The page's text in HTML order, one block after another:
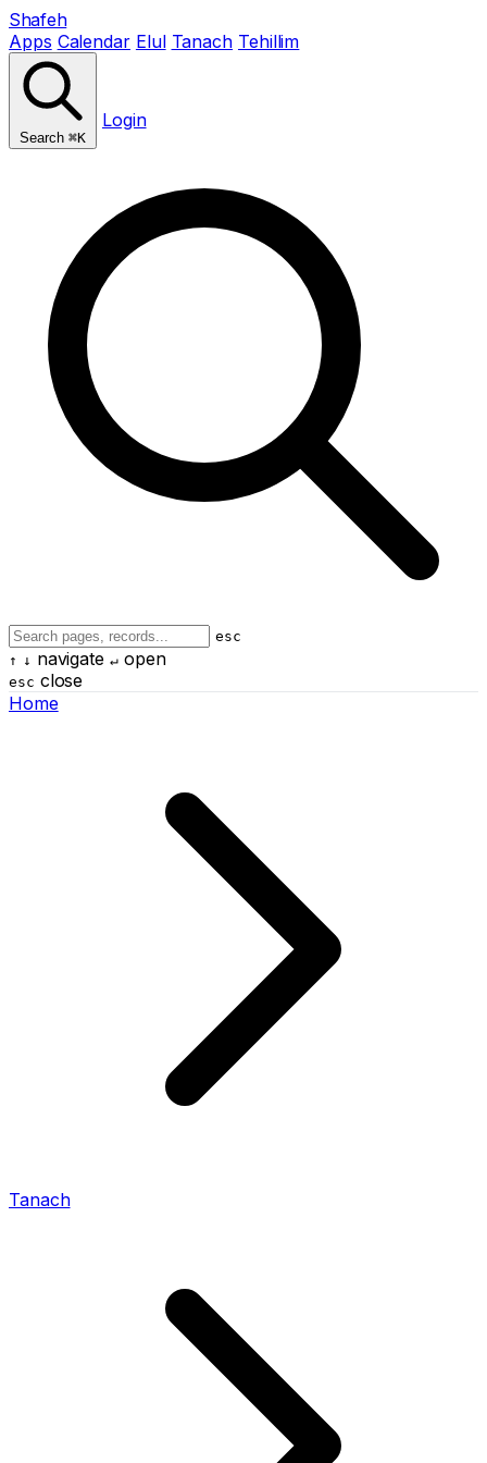
Shafeh
Apps Calendar Elul Tanach Tehillim
Search ⌘K
Login
esc
↑ ↓ navigate ↵open
esc close
Home
Tanach